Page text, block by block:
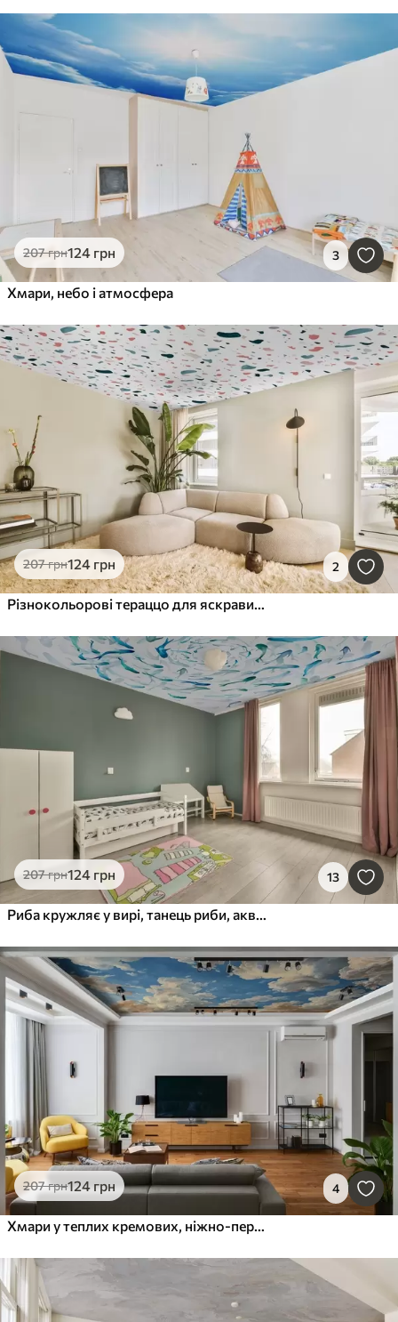
207грн124 грн 3
Хмари, небо і атмосфера
207грн124 грн 2
207грн124 грн 13
Риба кружляє у вирі, танець риби, акварель, акула, абстрактна композиція, мінімалізм, синій, зелений колір
207грн124 грн 4
Хмари у теплих кремових, ніжно-персикових та блідих відтінках на тлі глибокого, яскраво-блакитного неба